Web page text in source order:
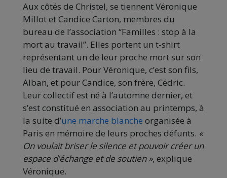
Aux côtés de Christel, se tiennent Véronique
Millot et Candice Carton, membres du
bureau de l’association “Familles : stop à la
mort au travail”. Elles portent un t-shirt
représentant un de leur proche mort sur son
lieu de travail. Pour Véronique, c’est son fils,
Alban, et pour Candice, son frère, Cédric.
Leur collectif est né à l’automne dernier, et
s’est constitué en association au printemps, à
la suite d’une marche blanche organisée à
Paris en mémoire de leurs proches défunts. «
On voulait briser le silence et pouvoir créer un
espace d’échange et de soutien », explique
Véronique.